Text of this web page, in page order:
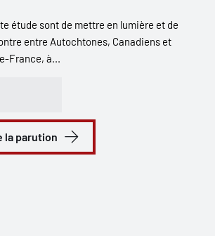
étude sont de mettre en lumière et de
entre Autochtones, Canadiens et
France, à...
la parution